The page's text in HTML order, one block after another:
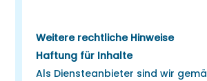
Weitere rechtliche Hinweise
Haftung für Inhalte
Als Diensteanbieter sind wir